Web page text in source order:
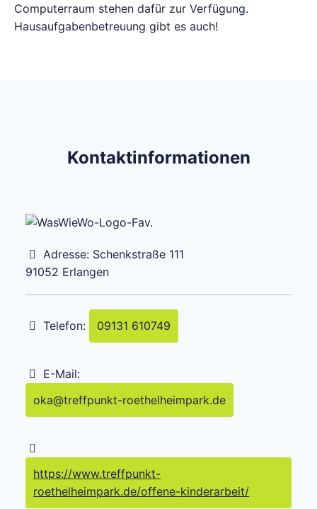
Computerraum stehen dafür zur Verfügung.
Hausaufgabenbetreuung gibt es auch!
Kontaktinformationen
Adresse: Schenkstraße 111
91052 Erlangen
Telefon: 09131 610749
E-Mail:
oka@treffpunkt-roethelheimpark.de
https://www.treffpunkt-
roethelheimpark.de/offene-kinderarbeit/